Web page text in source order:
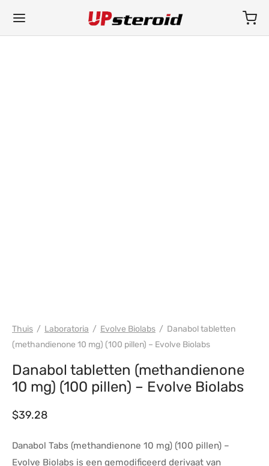
Thuis / Laboratoria / Evolve Biolabs / Danabol tabletten
(methandienone 10 mg) (100 pillen) – Evolve Biolabs
Danabol tabletten (methandienone
10 mg) (100 pillen) – Evolve Biolabs
$39.28
Danabol Tabs (methandienone 10 mg) (100 pillen) –
Evolve Biolabs is een gemodificeerd derivaat van